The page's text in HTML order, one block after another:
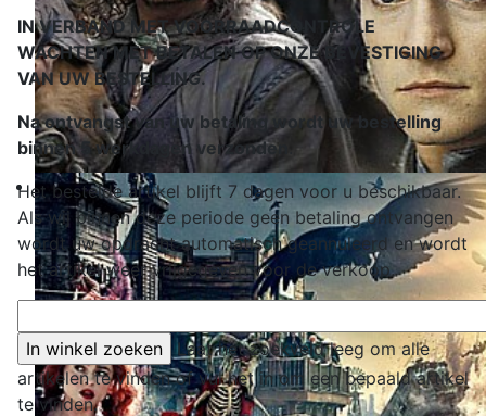
IN VERBAND MET VOORRAADCONTROLE
WACHTEN MET BETALEN OP ONZE BEVESTIGING
VAN UW BESTELLING.
Na ontvangst van uw betaling wordt uw bestelling
binnen 5 werkdagen verzonden
Het bestelde artikel blijft 7 dagen voor u beschikbaar.
Als wij binnen deze periode geen betaling ontvangen
wordt uw opdracht automatisch geannuleerd en wordt
het artikel weer vrijgegeven voor de verkoop.
Laat het zoekveld leeg om alle
artikelen te vinden of vul het in om een bepaald artikel
te vinden.